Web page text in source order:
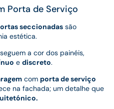
Porta de Serviço
seccionadas são
estética.
a cor dos painéis,
e discreto.
com porta de serviço
na fachada; um detalhe que